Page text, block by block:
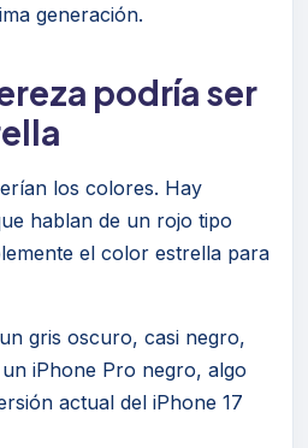
generación.
podría ser
los colores. Hay
hablan de un rojo tipo
el color estrella para
gris oscuro, casi negro,
iPhone Pro negro, algo
actual del iPhone 17